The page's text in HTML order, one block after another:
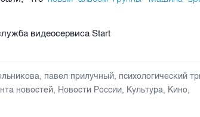
видеосервиса Start
, павел прилучный, психологический
новостей, Новости России, Культура, Кино,